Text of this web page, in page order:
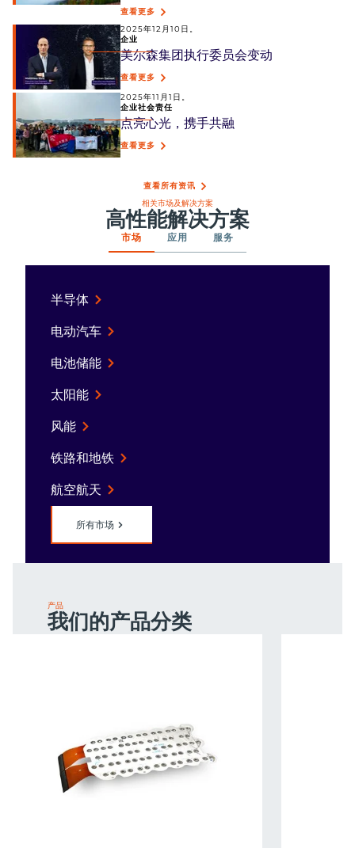
查看更多
2025年12月10日。
企业
美尔森集团执行委员会变动
查看更多
2025年11月1日。
企业社会责任
点亮心光，携手共融
查看更多
查看所有资讯
相关市场及解决方案
高性能解决方案
市场 应用 服务
半导体
电动汽车
电池储能
太阳能
风能
铁路和地铁
航空航天
所有市场
产品
我们的产品分类